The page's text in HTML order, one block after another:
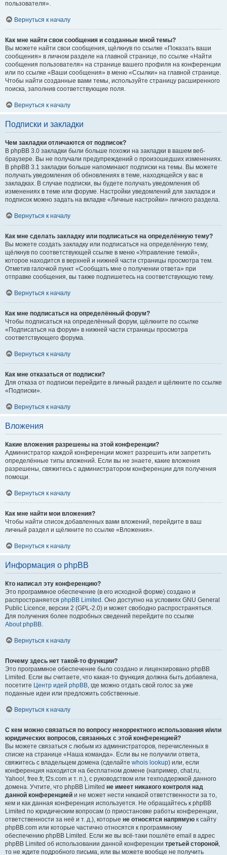
пользователя».
Вернуться к началу
Как мне найти свои сообщения и созданные мной темы?
Вы можете найти свои сообщения, щёлкнув по ссылке «Показать ваши
сообщения» в личном разделе на главной странице, по ссылке «Найти
сообщения пользователя» на странице вашего профиля на конференции
или по ссылке «Ваши сообщения» в меню «Ссылки» на главной странице.
Чтобы найти созданные вами темы, используйте страницу расширенного
поиска, заполнив соответствующие поля.
Вернуться к началу
Подписки и закладки
Чем закладки отличаются от подписок?
В phpBB 3.0 закладки были больше похожи на закладки в вашем веб-
браузере. Вы не получали предупреждений о произошедших изменениях.
В phpBB 3.1 закладки больше напоминают подписки на темы. Вы можете
получать уведомления об обновлениях в теме, находящейся у вас в
закладках. В случае подписки, вы будете получать уведомления об
изменениях в теме или форуме. Настройки уведомлений для закладок и
подписок можно задать на вкладке «Личные настройки» личного раздела.
Вернуться к началу
Как мне сделать закладку или подписаться на определённую тему?
Вы можете создать закладку или подписаться на определённую тему,
щёлкнув по соответствующей ссылке в меню «Управление темой»,
которое находится в верхней и нижней части страницы просмотра тем.
Отметив галочкой пункт «Сообщать мне о получении ответа» при
отправке сообщения, вы также подпишетесь на соответствующую тему.
Вернуться к началу
Как мне подписаться на определённый форум?
Чтобы подписаться на определённый форум, щёлкните по ссылке
«Подписаться на форум» в нижней части страницы просмотра
соответствующего форума.
Вернуться к началу
Как мне отказаться от подписки?
Для отказа от подписки перейдите в личный раздел и щёлкните по ссылке
«Подписки».
Вернуться к началу
Вложения
Какие вложения разрешены на этой конференции?
Администратор каждой конференции может разрешить или запретить
определённые типы вложений. Если вы не знаете, какие вложения
разрешены, свяжитесь с администратором конференции для получения
помощи.
Вернуться к началу
Как мне найти мои вложения?
Чтобы найти список добавленных вами вложений, перейдите в ваш
личный раздел и щёлкните по ссылке «Вложения».
Вернуться к началу
Информация о phpBB
Кто написал эту конференцию?
Это программное обеспечение (в его исходной форме) создано и
распространяется phpBB Limited . Оно доступно на условиях GNU General
Public Licence, версии 2 (GPL-2.0) и может свободно распространяться.
Для получения более подробных сведений перейдите по ссылке
About phpBB.
Вернуться к началу
Почему здесь нет такой-то функции?
Это программное обеспечение было создано и лицензировано phpBB
Limited. Если вы считаете, что какая-то функция должна быть добавлена,
посетите Центр идей phpBB, где можно отдать свой голос за уже
поданные идеи или предложить собственные.
Вернуться к началу
С кем можно связаться по вопросу некорректного использования и/или
юридических вопросов, связанных с этой конференцией?
Вы можете связаться с любым из администраторов, перечисленных в
списке на странице «Наша команда». Если вы не получили ответа,
свяжитесь с владельцем домена (сделайте whois lookup) или, если
конференция находится на бесплатном домене (например, chat.ru,
Yahoo!, free.fr, f2s.com и т. п.), с руководством или техподдержкой данного
домена. Учтите, что phpBB Limited не имеет никакого контроля над
данной конференцией и не может нести никакой ответственности за то,
кем и как данная конференция используется. Не обращайтесь к phpBB
Limited по юридическим вопросам (о приостановке работы конференции,
ответственности за неё и т. д.), которые не относятся напрямую к сайту
phpBB.com или которые частично относятся к программному
обеспечению phpBB Limited. Если же вы всё-таки пошлёте email в адрес
phpBB Limited об использовании данной конференции третьей стороной,
то не ждите подробного письма, или вы можете вообще не получить